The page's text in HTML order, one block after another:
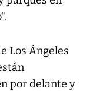
Los Ángeles
por delante y